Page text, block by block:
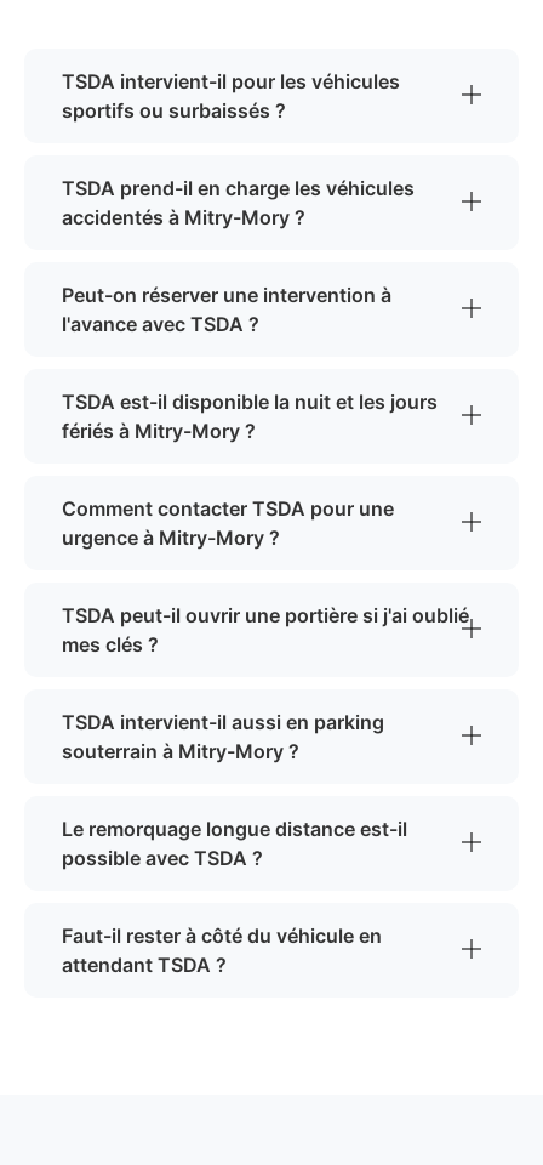
TSDA intervient-il pour les véhicules
sportifs ou surbaissés ?
TSDA prend-il en charge les véhicules
accidentés à Mitry-Mory ?
Peut-on réserver une intervention à
l'avance avec TSDA ?
TSDA est-il disponible la nuit et les jours
fériés à Mitry-Mory ?
Comment contacter TSDA pour une
urgence à Mitry-Mory ?
TSDA peut-il ouvrir une portière si j'ai oublié
mes clés ?
TSDA intervient-il aussi en parking
souterrain à Mitry-Mory ?
Le remorquage longue distance est-il
possible avec TSDA ?
Faut-il rester à côté du véhicule en
attendant TSDA ?